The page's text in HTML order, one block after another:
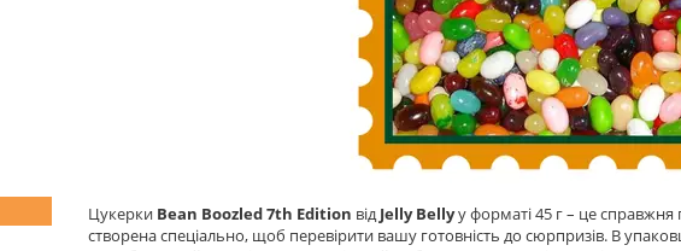
Цукерки Bean Boozled 7th Edition від Jelly Bellyу форматі 45 г – це справжня
створена спеціально, щоб перевірити вашу готовність до сюрпризів. В